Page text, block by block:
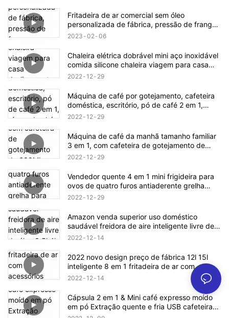
Fritadeira de ar comercial sem óleo
personalizada de fábrica, pressão de frango,
acessórios de ar, fritadeiras elétricas
2023 02 06
Chaleira elétrica dobrável mini aço inoxidável
comida silicone chaleira viagem para casa
desligamento automático fácil de transportar
2022 12 29
Máquina de café por gotejamento, cafeteira
doméstica, escritório, pó de café 2 em 1,
xícara de chá, escritório, bule de chá grátis,
2022 12 29
Máquina de café da manhã tamanho familiar
3 em 1, com cafeteira de gotejamento de
600ML, chapa antiaderente, torradeira de 9L
2022 12 29
Vendedor quente 4 em 1 mini frigideira para
ovos de quatro furos antiaderente grelha
para cozinhar com alça de madeira dividida
2022 12 29
Amazon venda superior uso doméstico
saudável freidora de aire inteligente livre de
óleo 3.5l 4l 5l ar fritadeira forno digital
2022 12 14
2022 novo design preço de fábrica 12l 15l
inteligente 8 em 1 fritadeira de ar com
acessórios como assados ​​grelhadores
2022 12 14
Cápsula 2 em 1 & Mini café expresso moído
em pó Extração quente e fria USB cafeteira
elétrica portátil